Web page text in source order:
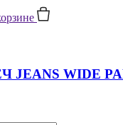
JEANS WIDE